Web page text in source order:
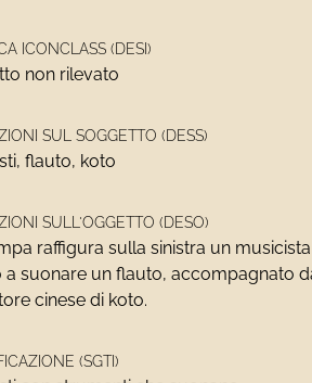
ICONCLASS (DESI)
non rilevato
SUL SOGGETTO (DESS)
flauto, koto
SULL'OGGETTO (DESO)
raffigura sulla sinistra un
a suonare un flauto, accompagnato
cinese di koto.
(SGTI)